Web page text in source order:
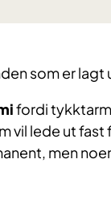
som er lagt
fordi
vil lede ut fast
men